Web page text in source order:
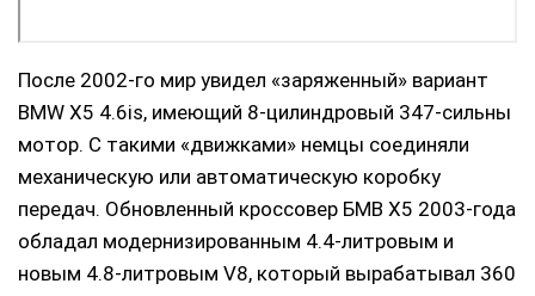
После 2002-го мир увидел «заряженный» вариант
BMW X5 4.6is, имеющий 8-цилиндровый 347-сильны
мотор. С такими «движками» немцы соединяли
механическую или автоматическую коробку
передач. Обновленный кроссовер БМВ Х5 2003-года
обладал модернизированным 4.4-литровым и
новым 4.8-литровым V8, который вырабатывал 360